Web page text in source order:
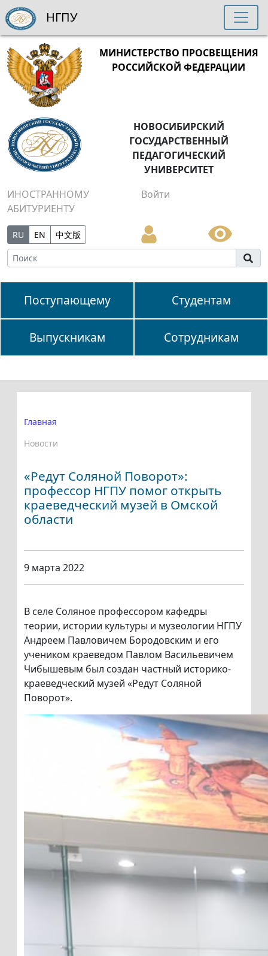
МИНИСТЕРСТВО ПРОСВЕЩЕНИЯ
РОССИЙСКОЙ ФЕДЕРАЦИИ
НОВОСИБИРСКИЙ
ГОСУДАРСТВЕННЫЙ
ПЕДАГОГИЧЕСКИЙ
УНИВЕРСИТЕТ
ИНОСТРАННОМУ
АБИТУРИЕНТУ
Войти
RU EN 中文版
Поступающему Студентам
Выпускникам Сотрудникам
НГПУ
Главная
Новости
«Редут Соляной Поворот»:
профессор НГПУ помог открыть
краеведческий музей в Омской
области
9 марта 2022
В селе Соляное профессором кафедры
теории, истории культуры и музеологии НГПУ
Андреем Павловичем Бородовским и его
учеником краеведом Павлом Васильевичем
Чибышевым был создан частный историко-
краеведческий музей «Редут Соляной
Поворот».